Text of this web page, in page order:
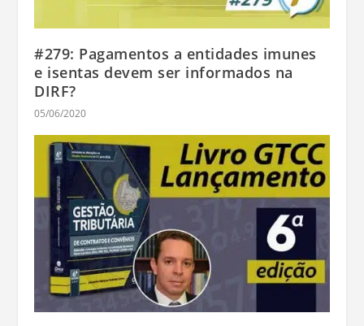
#279: Pagamentos a entidades imunes
e isentas devem ser informados na
DIRF?
05/06/2020